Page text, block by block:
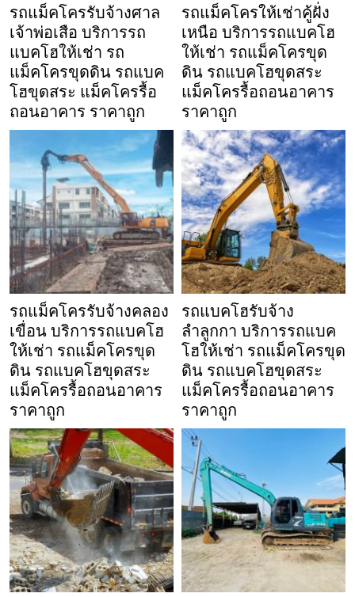
รถแม็คโครรับจ้างศาล
เจ้าพ่อเสือ บริการรถ
แบคโฮให้เช่า รถ
แม็คโครขุดดิน รถแบค
โฮขุดสระ แม็คโครรื้อ
ถอนอาคาร ราคาถูก
รถแม็คโครให้เช่าคู้ฝั่ง
เหนือ บริการรถแบคโฮ
ให้เช่า รถแม็คโครขุด
ดิน รถแบคโฮขุดสระ
แม็คโครรื้อถอนอาคาร
ราคาถูก
รถแม็คโครรับจ้างคลอง
เขื่อน บริการรถแบคโฮ
ให้เช่า รถแม็คโครขุด
ดิน รถแบคโฮขุดสระ
แม็คโครรื้อถอนอาคาร
ราคาถูก
รถแบคโฮรับจ้าง
ลำลูกกา บริการรถแบค
โฮให้เช่า รถแม็คโครขุด
ดิน รถแบคโฮขุดสระ
แม็คโครรื้อถอนอาคาร
ราคาถูก